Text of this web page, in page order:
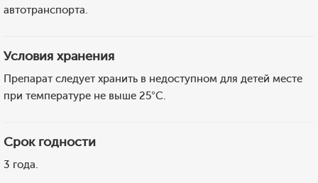
автотранспорта.
Условия хранения
Препарат следует хранить в недоступном для детей месте
при температуре не выше 25°C.
Срок годности
3 года.